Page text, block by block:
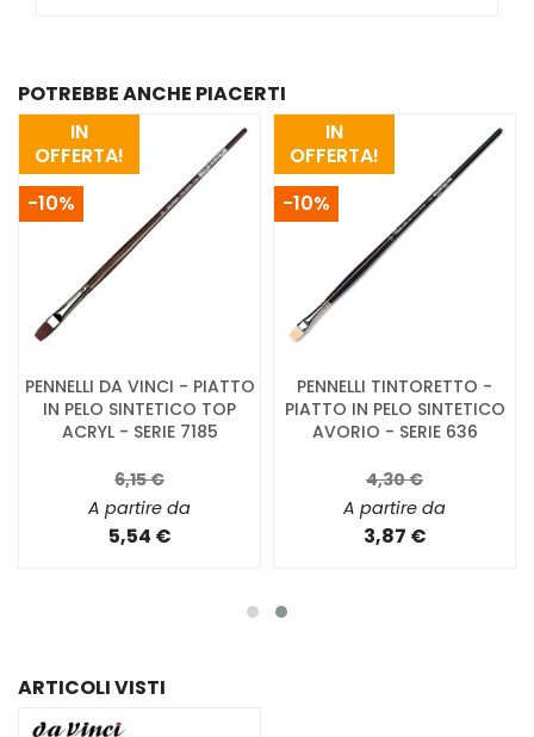
POTREBBE ANCHE PIACERTI
PENNELLI DA VINCI - PIATTO
IN PELO SINTETICO TOP
ACRYL - SERIE 7185
6,15 €
A partire da
5,54 €
IN
OFFERTA!
-10%
PENNELLI TINTORETTO -
PIATTO IN PELO SINTETICO
AVORIO - SERIE 636
4,30 €
A partire da
3,87 €
IN
OFFERTA!
-10%
ARTICOLI VISTI